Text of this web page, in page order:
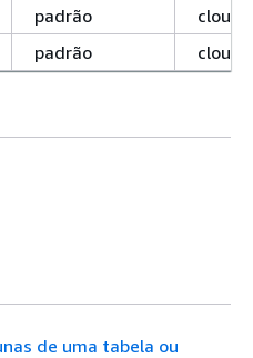
padrão
padrão
de uma tabela ou